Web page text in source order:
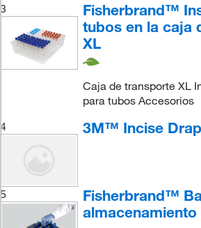
3
Fisherbrand™
tubos en la caja
XL
Caja de transporte XL
para tubos Accesorios
4
3M™ Incise
5
Fisherbrand™